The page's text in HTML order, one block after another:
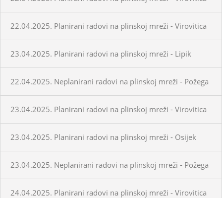
22.04.2025. Planirani radovi na plinskoj mreži - Virovitica
23.04.2025. Planirani radovi na plinskoj mreži - Lipik
22.04.2025. Neplanirani radovi na plinskoj mreži - Požega
23.04.2025. Planirani radovi na plinskoj mreži - Virovitica
23.04.2025. Planirani radovi na plinskoj mreži - Osijek
23.04.2025. Neplanirani radovi na plinskoj mreži - Požega
24.04.2025. Planirani radovi na plinskoj mreži - Virovitica